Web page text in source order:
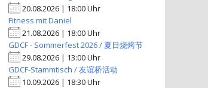
20.08.2026 | 18:00 Uhr
Fitness mit Daniel
21.08.2026 | 18:00 Uhr
GDCF - Sommerfest 2026 / 夏日烧烤节
29.08.2026 | 13:00 Uhr
GDCF-Stammtisch / 友谊桥活动
10.09.2026 | 18:30 Uhr